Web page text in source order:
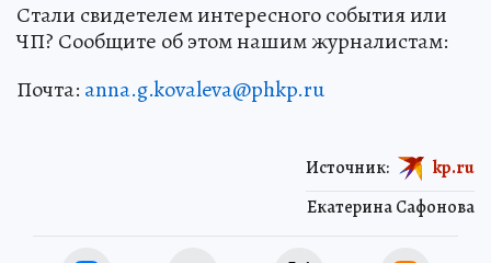
Стали свидетелем интересного события или
ЧП? Сообщите об этом нашим журналистам:
Почта: anna.g.kovaleva@phkp.ru
Екатерина Сафонова
Источник: kp.ru